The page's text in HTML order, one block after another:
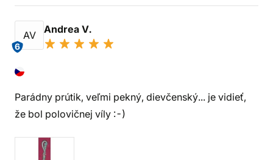
AV
6
Andrea V.
Parádny prútik, veľmi pekný, dievčenský... je vidieť,
že bol polovičnej víly :-)